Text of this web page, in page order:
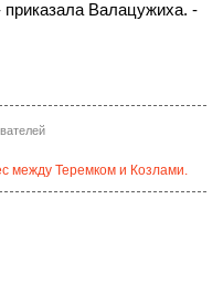
Валацужиха. -
между Теремком и Козлами.